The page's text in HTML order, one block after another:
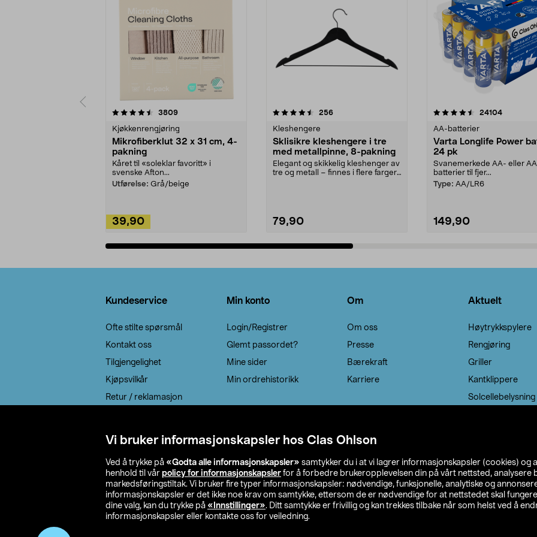
Vi bruker informasjonskapsler hos Clas Ohlson
Ved å trykke på «Godta alle informasjonskapsler» samtykker du i at vi lagrer informasjonskapsler (cookies) og
henhold til vår policy for informasjonskapsler for å forbedre brukeropplevelsen din på vårt nettsted, analysere
markedsføringstiltak. Vi bruker fire typer informasjonskapsler: nødvendige, funksjonelle, analytiske og
informasjonskapsler er det ikke noe krav om samtykke, ettersom de er nødvendige for at nettstedet skal
dine valg, kan du trykke på «Innstillinger». Ditt samtykke er frivillig og kan trekkes tilbake når som helst ved å
informasjonskapsler eller kontakte oss for veiledning.
3809anmeldelser
Kjøkkenrengjøring
Mikrofiberklut 32 x 31 cm, 4-
pakning
Kåret til «soleklar favoritt» i
svenske Afton...
Utførelse: Grå/beige
39,90
4.5av 5 stjerner 256anmeldelser
Kleshengere
Sklisikre kleshengere i tre
med metallpinne, 8-pakning
Elegant og skikkelig kleshenger av
tre og metall – finnes i flere farger.
79,90
4.5av 5 stjerner 24104
AA-batterier
Varta Longlife Power
24 pk
Svanemerkede AA- eller
batterier til fjer...
Type: AA/LR6
149,90
4.5av 5 stjerner
Kundeservice
Ofte stilte spørsmål
Kontakt oss
Tilgjengelighet
Kjøpsvilkår
Retur / reklamasjon
Min konto
Login/Registrer
Glemt passordet?
Mine sider
Min ordrehistorikk
Om
Om oss
Presse
Bærekraft
Karriere
Aktuelt
Høytrykkspylere
Rengjøring
Griller
Kantklippere
Solcellebelysning